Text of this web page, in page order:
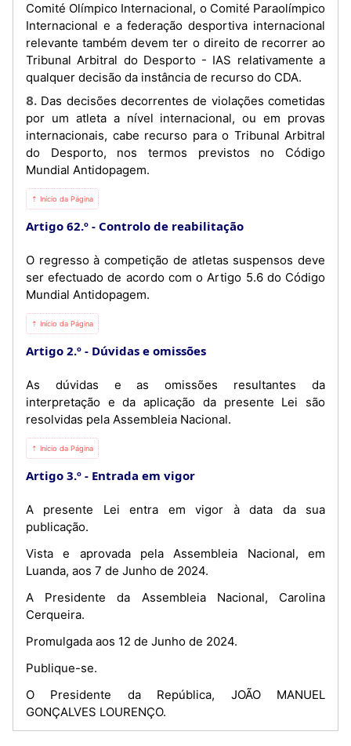
Comité Olímpico Internacional, o Comité Paraolímpico
Internacional e a federação desportiva internacional
relevante também devem ter o direito de recorrer ao
Tribunal Arbitral do Desporto - IAS relativamente a
qualquer decisão da instância de recurso do CDA.
8. Das decisões decorrentes de violações cometidas
por um atleta a nível internacional, ou em provas
internacionais, cabe recurso para o Tribunal Arbitral
do Desporto, nos termos previstos no Código
Mundial Antidopagem.
⇡ Início da Página
Artigo 62.º Controlo de reabilitação
O regresso à competição de atletas suspensos deve
ser efectuado de acordo com o Artigo 5.6 do Código
Mundial Antidopagem.
⇡ Início da Página
Artigo 2.º Dúvidas e omissões
As dúvidas e as omissões resultantes da
interpretação e da aplicação da presente Lei são
resolvidas pela Assembleia Nacional.
⇡ Início da Página
Artigo 3.º Entrada em vigor
A presente Lei entra em vigor à data da sua
publicação.
Vista e aprovada pela Assembleia Nacional, em
Luanda, aos 7 de Junho de 2024.
A Presidente da Assembleia Nacional, Carolina
Cerqueira.
Promulgada aos 12 de Junho de 2024.
Publique-se.
O Presidente da República, JOÃO MANUEL
GONÇALVES LOURENÇO.